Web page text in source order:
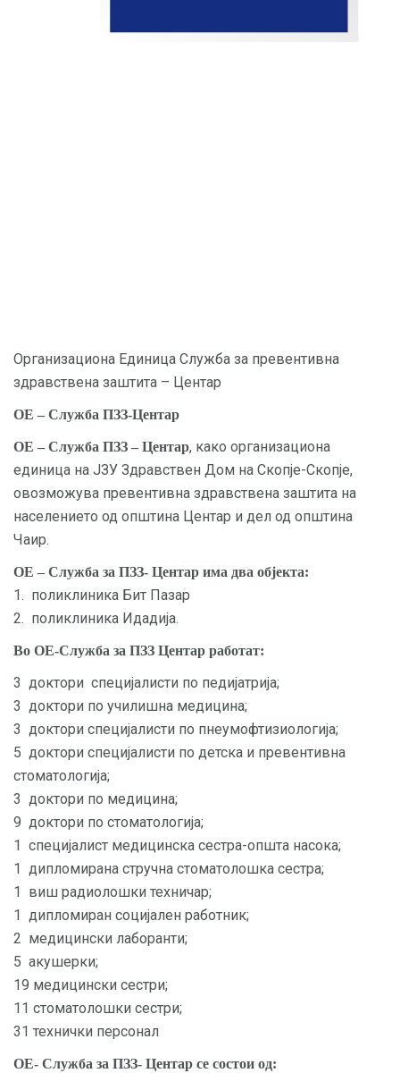
Организациона Единица Служба за превентивна
здравствена заштита – Центар
ОЕ – Служба ПЗЗ-Центар
ОЕ – Служба ПЗЗ – Центар, како организациона
единица на ЈЗУ Здравствен Дом на Скопје-Скопје,
овозможува превентивна здравствена заштита на
населението од општина Центар и дел од општина
Чаир.
ОЕ – Служба за ПЗЗ- Центар има два објекта:
1. поликлиника Бит Пазар
2. поликлиника Идадија.
Во ОЕ-Служба за ПЗЗ Центар работат:
3 доктори специјалисти по педијатрија;
3 доктори по училишна медицина;
3 доктори специјалисти по пнеумофтизиологија;
5 доктори специјалисти по детска и превентивна
стоматологија;
3 доктори по медицина;
9 доктори по стоматологија;
1 специјалист медицинска сестра-општа насока;
1 дипломирана стручна стоматолошка сестра;
1 виш радиолошки техничар;
1 дипломиран социјален работник;
2 медицински лаборанти;
5 акушерки;
19 медицински сестри;
11 стоматолошки сестри;
31 технички персонал
ОЕ- Служба за ПЗЗ- Центар се состои од: